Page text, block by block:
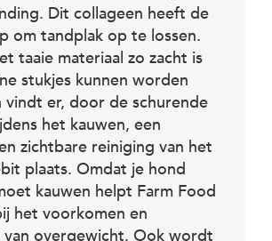
Dit collageen heeft de
om tandplak op te lossen.
taaie materiaal zo zacht is
stukjes kunnen worden
vindt er, door de schurende
het kauwen, een
zichtbare reiniging van het
plaats. Omdat je hond
kauwen helpt Farm Food
het voorkomen en
overgewicht. Ook wordt